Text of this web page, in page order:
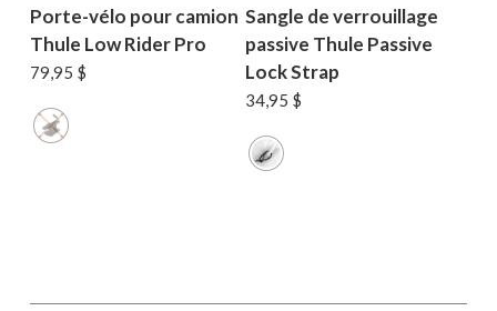
Porte-vélo pour camion
Thule Low Rider Pro
79,95 $
Sangle de verrouillage
passive Thule Passive
Lock Strap
34,95 $